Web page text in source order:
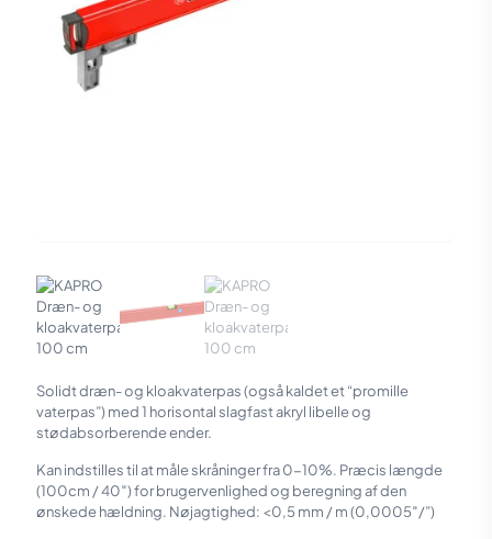
Solidt dræn- og kloakvaterpas (også kaldet et “promille
vaterpas”) med 1 horisontal slagfast akryl libelle og
stødabsorberende ender.
Kan indstilles til at måle skråninger fra 0-10%. Præcis længde
(100cm / 40″) for brugervenlighed og beregning af den
ønskede hældning. Nøjagtighed: <0,5 mm / m (0,0005″/”)